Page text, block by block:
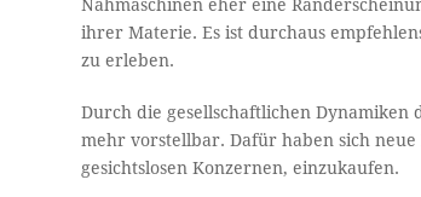
Nähmaschinen eher eine
ihrer Materie. Es ist durchaus
zu erleben.
Durch die gesellschaftlichen Dynamiken
mehr vorstellbar. Dafür haben sich
gesichtslosen Konzernen, einzukaufen.